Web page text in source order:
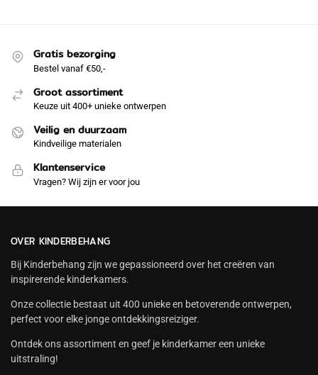
Gratis bezorging
Bestel vanaf €50,-
Groot assortiment
Keuze uit 400+ unieke ontwerpen
Veilig en duurzaam
Kindveilige materialen
Klantenservice
Vragen? Wij zijn er voor jou
OVER KINDERBEHANG
Bij Kinderbehang zijn we gepassioneerd over het creëren van
inspirerende kinderkamers.
Onze collectie bestaat uit 400 unieke en betoverende ontwerpen,
perfect voor elke jonge ontdekkingsreiziger.
Ontdek ons assortiment en geef je kinderkamer een unieke
uitstraling!